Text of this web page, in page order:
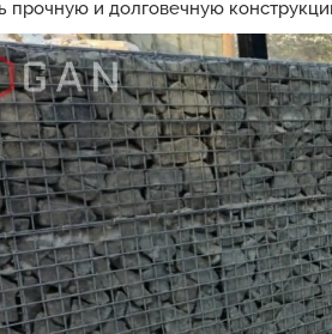
прочную и долговечную